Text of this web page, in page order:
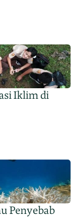
Iklim di
Penyebab